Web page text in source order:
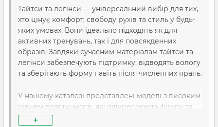
Тайтси та легінси — універсальний вибір для тих,
хто цінує комфорт, свободу рухів та стиль у будь-
яких умовах. Вони ідеально підходять як для
активних тренувань, так і для повсякденних
образів. Завдяки сучасним матеріалам тайтси та
легінси забезпечують підтримку, відводять вологу
та зберігають форму навіть після численних прань.
У нашому каталозі представлені моделі з високим
рівнем еластичності, які підкреслюють фігуру та
створюють відчуття другої шкіри. Анатомічний
+